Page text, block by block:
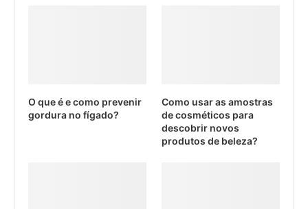
O que é e como prevenir
gordura no fígado?
Como usar as amostras
de cosméticos para
descobrir novos
produtos de beleza?